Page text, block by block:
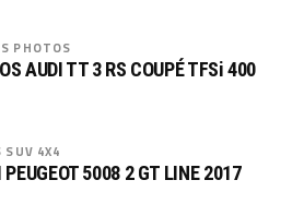
PHOTOS
AUDI TT 3 RS COUPÉ TFSi 400
SUV 4X4
PEUGEOT 5008 2 GT LINE 2017